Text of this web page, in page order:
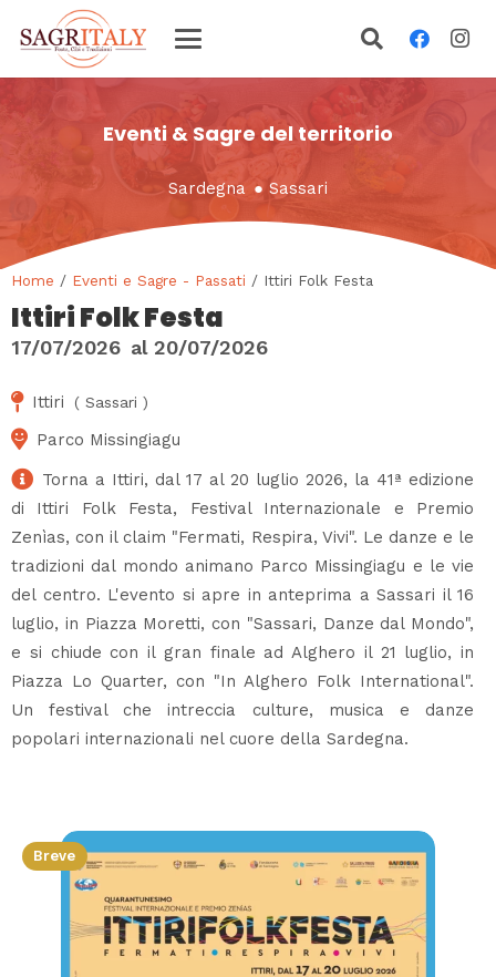
Eventi & Sagre del territorio
Sardegna ● Sassari
Home / Eventi e Sagre - Passati / Ittiri Folk Festa
Ittiri Folk Festa
17/07/2026 al 20/07/2026
Ittiri ( Sassari )
Parco Missingiagu
Torna a Ittiri, dal 17 al 20 luglio 2026, la 41ª edizione
di Ittiri Folk Festa, Festival Internazionale e Premio
Zenìas, con il claim "Fermati, Respira, Vivi". Le danze e le
tradizioni dal mondo animano Parco Missingiagu e le vie
del centro. L'evento si apre in anteprima a Sassari il 16
luglio, in Piazza Moretti, con "Sassari, Danze dal Mondo",
e si chiude con il gran finale ad Alghero il 21 luglio, in
Piazza Lo Quarter, con "In Alghero Folk International".
Un festival che intreccia culture, musica e danze
popolari internazionali nel cuore della Sardegna.
Breve